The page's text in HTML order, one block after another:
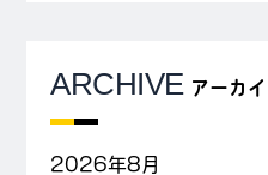
ARCHIVE アーカ
2026年8月